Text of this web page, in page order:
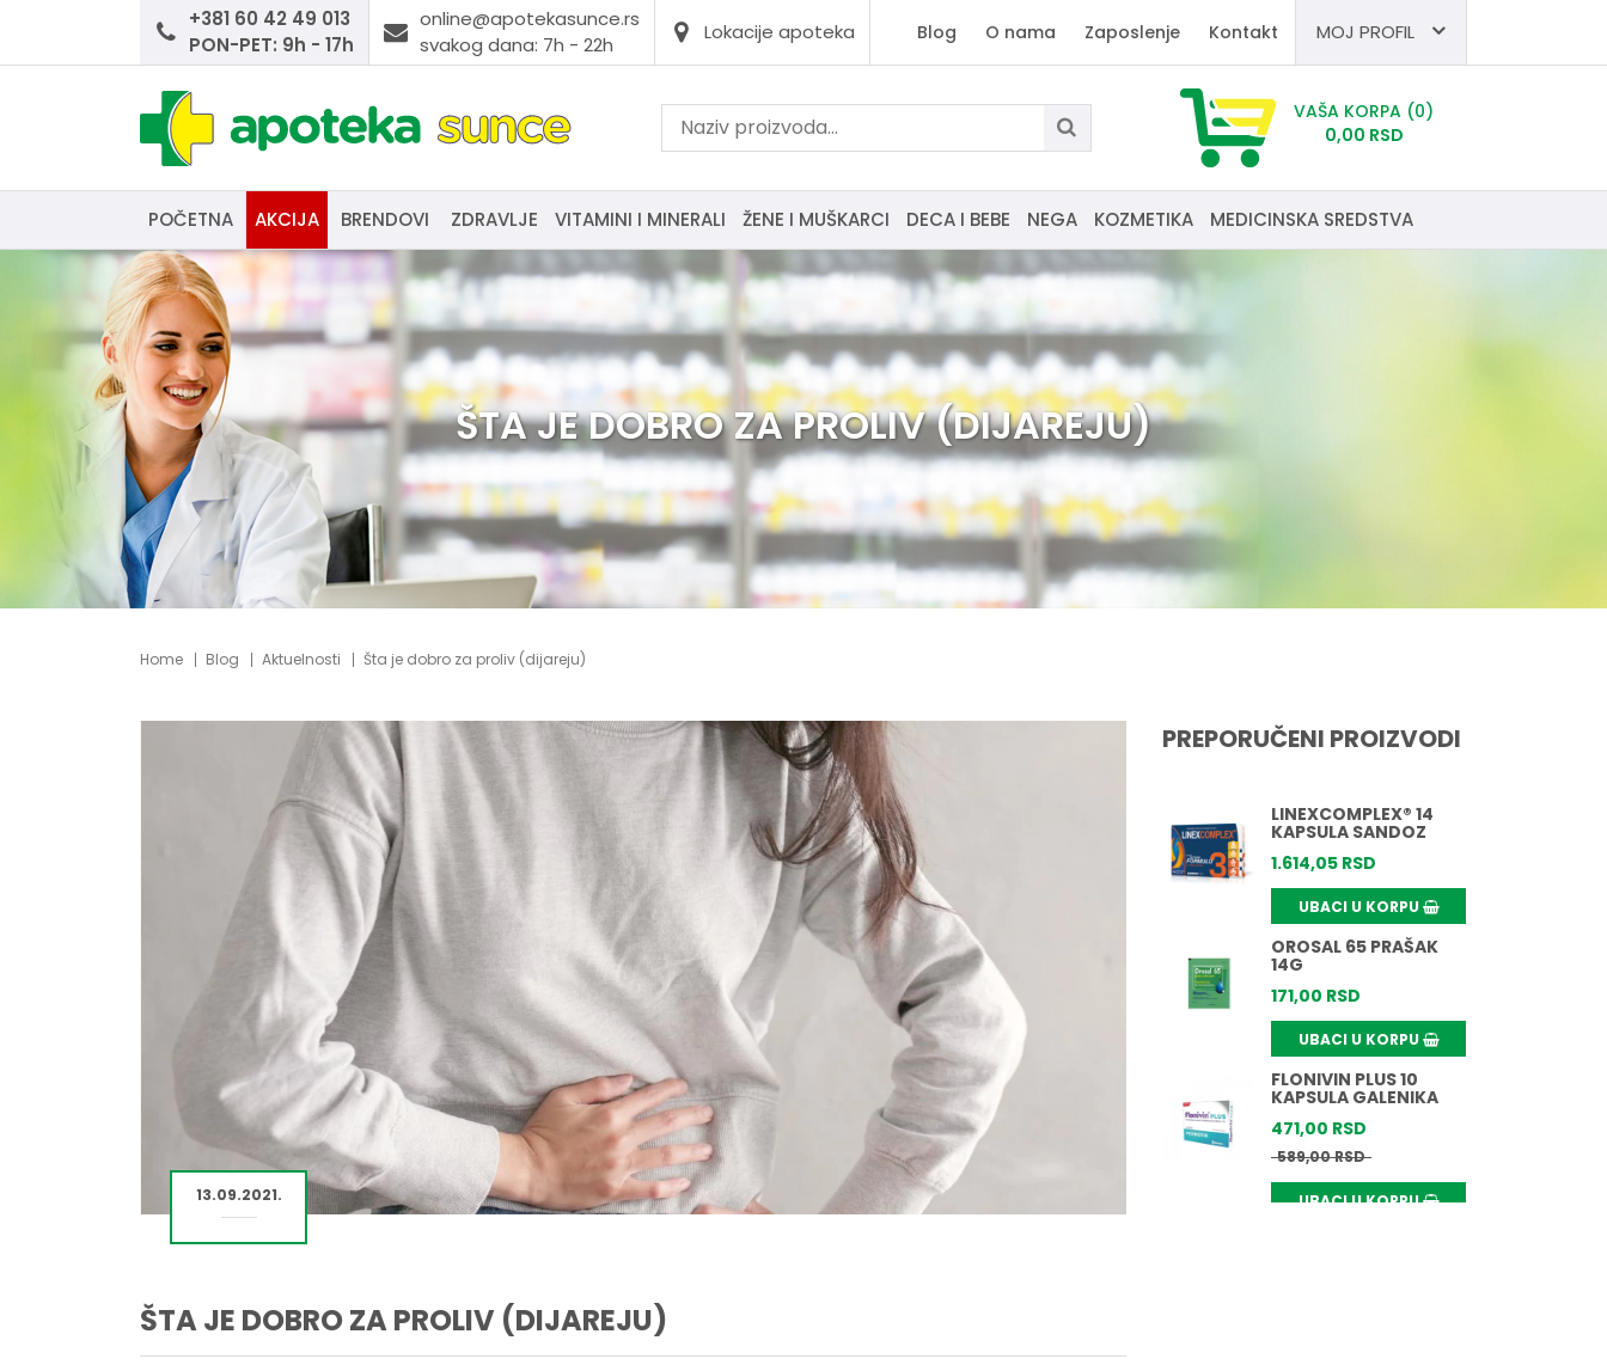
+381 60 42 49 013
PON-PET: 9h - 17h
online@apotekasunce.rs
svakog dana: 7h - 22h
Lokacije apoteka Blog O nama Zaposlenje Kontakt MOJ PROFIL
VAŠA KORPA (0)
0,00 RSD
POČETNA AKCIJA BRENDOVI ZDRAVLJE VITAMINI I MINERALI ŽENE I MUŠKARCI DECA I BEBE NEGA KOZMETIKA MEDICINSKA SREDSTVA
ŠTA JE DOBRO ZA PROLIV (DIJAREJU)
Home Blog Aktuelnosti Šta je dobro za proliv (dijareju)
13.09.2021.
ŠTA JE DOBRO ZA PROLIV (DIJAREJU)
PREPORUČENI PROIZVODI
LINEXCOMPLEX® 14
KAPSULA SANDOZ
1.614,05 RSD
UBACI U KORPU
OROSAL 65 PRAŠAK
14G
171,00 RSD
UBACI U KORPU
FLONIVIN PLUS 10
KAPSULA GALENIKA
471,00 RSD
589,00RSD
UBACI U KORPU